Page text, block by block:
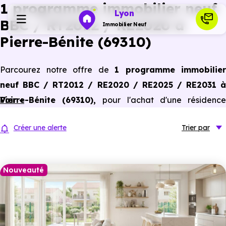
Lyon
Immobilier Neuf
Habiter
Investir
Ressources
Financer
1 programme immobilier neuf
BBC / RT2012 / RE2020 à
Pierre-Bénite (69310)
Parcourez notre offre de 1 programme immobilier
neuf BBC / RT2012 / RE2020 / RE2025 / RE2031 à
Pierre-Bénite (69310), pour l'achat d'une résidence
dernières normes de performances énergétiques, pour un
Voir +
Créer une alerte Trier par
Nouveauté